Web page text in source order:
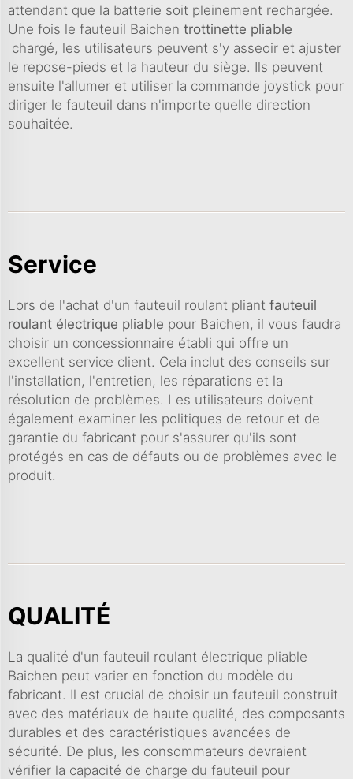
attendant que la batterie soit pleinement rechargée.
Une fois le fauteuil Baichen trottinette pliable
chargé, les utilisateurs peuvent s'y asseoir et ajuster
le repose-pieds et la hauteur du siège. Ils peuvent
ensuite l'allumer et utiliser la commande joystick pour
diriger le fauteuil dans n'importe quelle direction
souhaitée.
Service
Lors de l'achat d'un fauteuil roulant pliant fauteuil
roulant électrique pliable pour Baichen, il vous faudra
choisir un concessionnaire établi qui offre un
excellent service client. Cela inclut des conseils sur
l'installation, l'entretien, les réparations et la
résolution de problèmes. Les utilisateurs doivent
également examiner les politiques de retour et de
garantie du fabricant pour s'assurer qu'ils sont
protégés en cas de défauts ou de problèmes avec le
produit.
QUALITÉ
La qualité d'un fauteuil roulant électrique pliable
Baichen peut varier en fonction du modèle du
fabricant. Il est crucial de choisir un fauteuil construit
avec des matériaux de haute qualité, des composants
durables et des caractéristiques avancées de
sécurité. De plus, les consommateurs devraient
vérifier la capacité de charge du fauteuil pour